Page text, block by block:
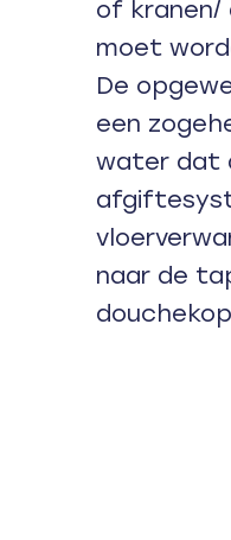
of kranen/
moet
De
een
water dat
naar de